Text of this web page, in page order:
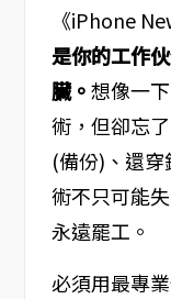
《iPhone
是你的工作
臟。想像一
術，但卻忘
(備份)、還
術不只可能
永遠罷工。
必須用最專